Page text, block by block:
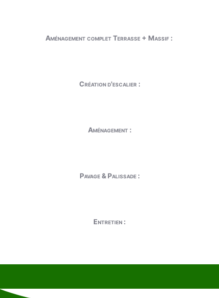
Aménagement complet Terrasse + Massif :
Création d'escalier :
Aménagement :
Pavage & Palissade :
Entretien :